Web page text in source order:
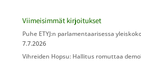
Viimeisimmät kirjoitukset
Puhe ETYJ:n parlamentaarisessa
7.7.2026
Vihreiden Hopsu: Hallitus romuttaa